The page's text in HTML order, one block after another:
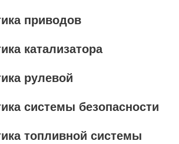
приводов
катализатора
рулевой
системы безопасности
топливной системы